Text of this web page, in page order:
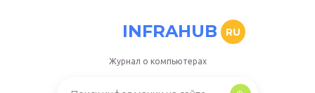
INFRAHUB RU
Журнал о компьютерах